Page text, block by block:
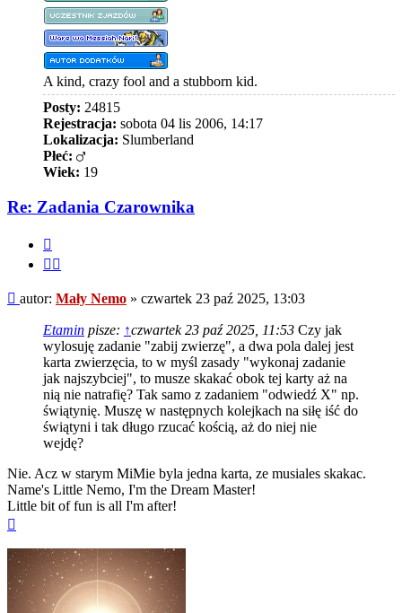
A kind, crazy fool and a stubborn kid.
Posty: 24815
Rejestracja: sobota 04 lis 2006, 14:17
Lokalizacja: Slumberland
Płeć:
Wiek: 19
Re: Zadania Czarownika
Post
autor: Mały Nemo » czwartek 23 paź 2025, 13:03
Etamin pisze: ↑czwartek 23 paź 2025, 11:53 Czy jak
wylosuję zadanie "zabij zwierzę", a dwa pola dalej jest
karta zwierzęcia, to w myśl zasady "wykonaj zadanie
jak najszybciej", to musze skakać obok tej karty aż na
nią nie natrafię? Tak samo z zadaniem "odwiedź X" np.
świątynię. Muszę w następnych kolejkach na siłę iść do
świątyni i tak długo rzucać kością, aż do niej nie
wejdę?
Nie. Acz w starym MiMie byla jedna karta, ze musiales skakac.
Name's Little Nemo, I'm the Dream Master!
Little bit of fun is all I'm after!